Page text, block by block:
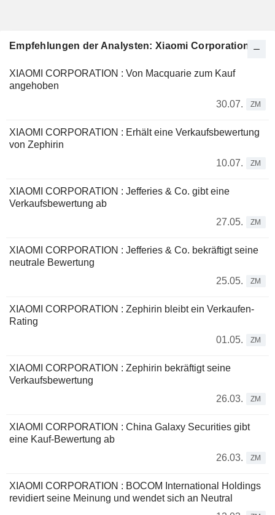
Empfehlungen der Analysten: Xiaomi Corporation
XIAOMI CORPORATION : Von Macquarie zum Kauf
angehoben
30.07.
ZM
XIAOMI CORPORATION : Erhält eine Verkaufsbewertung
von Zephirin
10.07.
ZM
XIAOMI CORPORATION : Jefferies & Co. gibt eine
Verkaufsbewertung ab
27.05.
ZM
XIAOMI CORPORATION : Jefferies & Co. bekräftigt seine
neutrale Bewertung
25.05.
ZM
XIAOMI CORPORATION : Zephirin bleibt ein Verkaufen-
Rating
01.05.
ZM
XIAOMI CORPORATION : Zephirin bekräftigt seine
Verkaufsbewertung
26.03.
ZM
XIAOMI CORPORATION : China Galaxy Securities gibt
eine Kauf-Bewertung ab
26.03.
ZM
XIAOMI CORPORATION : BOCOM International Holdings
revidiert seine Meinung und wendet sich an Neutral